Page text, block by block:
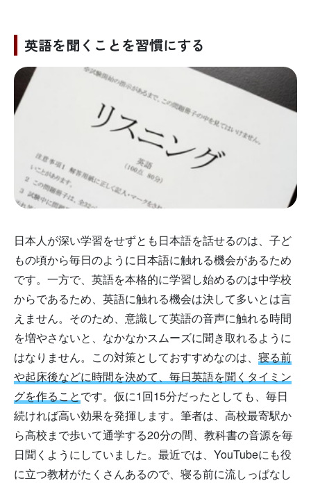
英語を聞くことを習慣にする
日本人が深い学習をせずとも日本語を話せるのは、子ど
もの頃から毎日のように日本語に触れる機会があるため
です。一方で、英語を本格的に学習し始めるのは中学校
からであるため、英語に触れる機会は決して多いとは言
えません。そのため、意識して英語の音声に触れる時間
を増やさないと、なかなかスムーズに聞き取れるように
はなりません。この対策としておすすめなのは、 寝る前
や起床後などに時間を決めて、毎日英語を聞くタイミン
グを作ることです。仮に1回15分だったとしても、毎日
続ければ高い効果を発揮します。筆者は、高校最寄駅か
ら高校まで歩いて通学する20分の間、教科書の音源を毎
日聞くようにしていました。最近では、YouTubeにも役
に立つ教材がたくさんあるので、寝る前に流しっぱなし